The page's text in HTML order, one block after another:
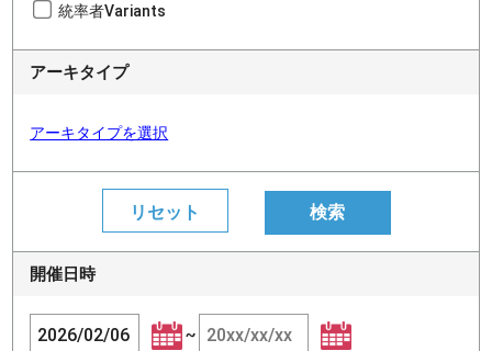
統率者Variants
アーキタイプ
アーキタイプを選択
開催日時
~